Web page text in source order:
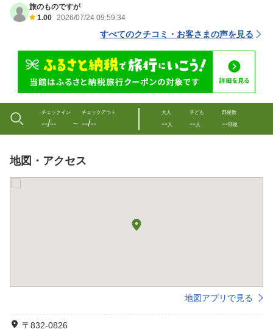
旅のものですが
1.00 2026/07/24 09:59:34
すべてのクチコミ・お客さまの声を見る
チェックイン
--/-- 〜
チェックアウト
--/--
大人
--人
子ども
--人
部屋数
--部屋
地図・アクセス
地図アプリで見る
〒832-0826